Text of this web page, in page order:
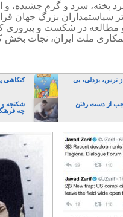
پخته، سرد و گرم چشیده،
بزرگ جهان قرار
مطالعه در شکست و پیروزی
همکاری ملت ایران، نجات
ترس، بزدلی، بی
کنکاشی
از دست رفتن
شکنجه و
چه